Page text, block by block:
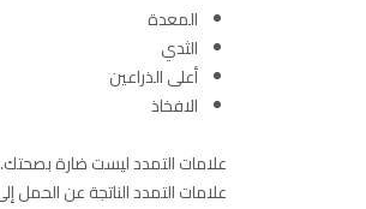
المعدة
الثدي
أعلى الذراعين
الافخاذ
علامات التمدد ليست ضارة
علامات التمدد الناتجة عن الحمل إلى التلاشي